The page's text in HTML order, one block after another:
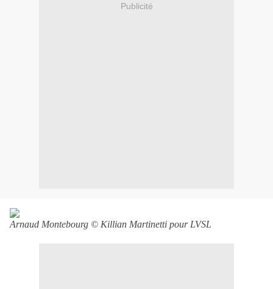
Publicité
Arnaud Montebourg © Killian Martinetti pour LVSL